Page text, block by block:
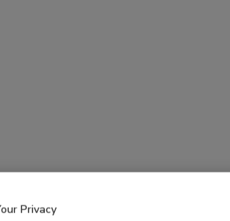
Privacy